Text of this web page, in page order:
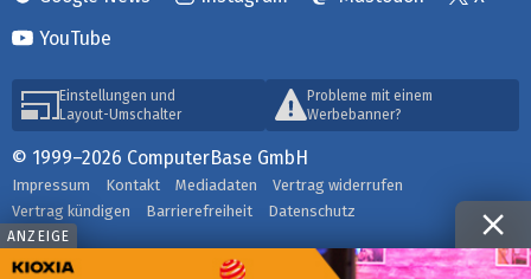
YouTube
Einstellungen und
Layout-Umschalter
Probleme mit einem
Werbebanner?
© 1999–2026 ComputerBase GmbH
Impressum Kontakt Mediadaten
Vertrag widerrufen
Vertrag kündigen
Barrierefreiheit Datenschutz